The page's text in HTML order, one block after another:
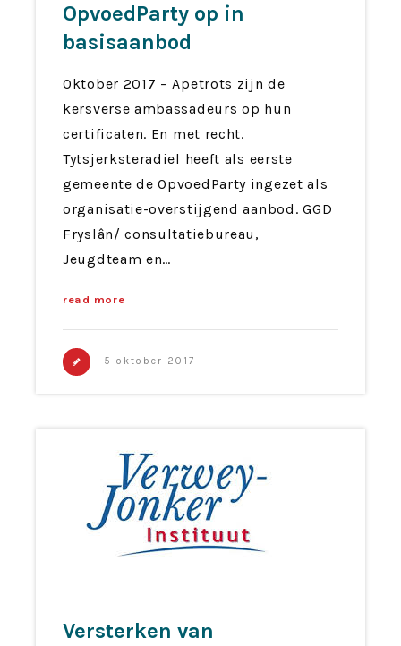
OpvoedParty op in
basisaanbod
Oktober 2017 – Apetrots zijn de
kersverse ambassadeurs op hun
certificaten. En met recht.
Tytsjerksteradiel heeft als eerste
gemeente de OpvoedParty ingezet als
organisatie-overstijgend aanbod. GGD
Fryslân/ consultatiebureau,
Jeugdteam en…
read more
5 oktober 2017
Versterken van